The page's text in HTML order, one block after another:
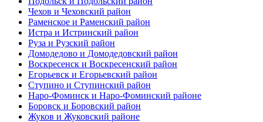
Чехов и Чеховский район
Раменское и Раменский район
Истра и Истринский район
Руза и Рузский район
Домодедово и Домодедовский район
Воскресенск и Воскресенский район
Егорьевск и Егорьевский район
Ступино и Ступинский район
Наро-Фоминск и Наро-Фоминский районе
Боровск и Боровский район
Жуков и Жуковский районе